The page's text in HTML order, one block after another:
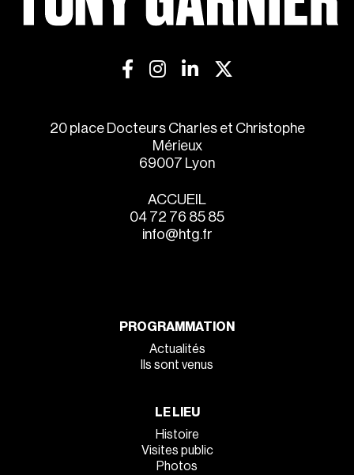
20 place Docteurs Charles et Christophe
Mérieux
69007 Lyon
ACCUEIL
04 72 76 85 85
info@htg.fr
PROGRAMMATION
Actualités
Ils sont venus
LE LIEU
Histoire
Visites public
Photos